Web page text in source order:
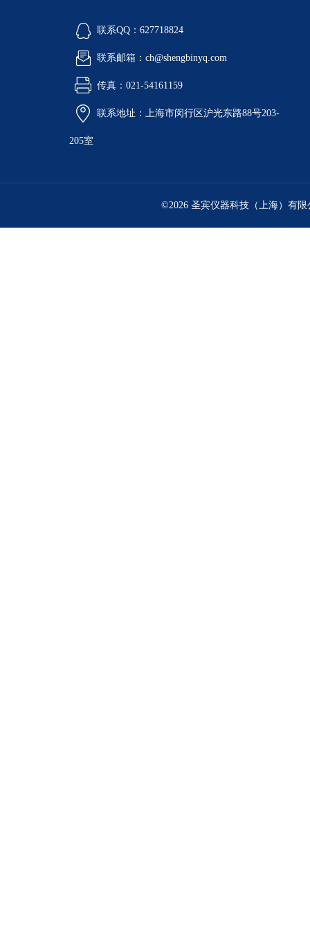
联系QQ：627718824
联系邮箱：ch@shengbinyq.com
传真：021-54161159
联系地址：上海市闵行区沪光东路88号203-
205室
©2026 圣宾仪器科技（上海）有